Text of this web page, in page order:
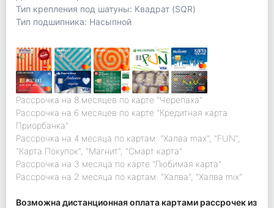
Тип крепления под шатуны: Квадрат (SQR)
Тип подшипника: Насыпной
Рассрочка на 8 месяцев по карте "Черепаха"
Рассрочка на 6 месяцев по карте "Кредитная карта
Приорбанка"
Рассрочка на 4 месяца по картам: "Халва max", "FUN",
"Карта Покупок", "Магнит", "Смарт карта"
Рассрочка на 3 месяца по карте "Любимая карта"
Рассрочка на 2 месяца по картам: "Халва", "Халва mix"
Возможна дистанционная оплата картами рассрочек из